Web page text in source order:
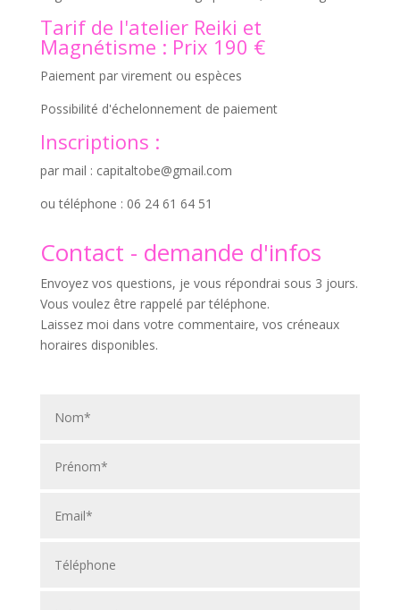
Tarif de l'atelier Reiki et
Magnétisme : Prix 190 €
Paiement par virement ou espèces
Possibilité d'échelonnement de paiement
Inscriptions :
par mail : capitaltobe@gmail.com
ou téléphone : 06 24 61 64 51
Contact - demande d'infos
Envoyez vos questions, je vous répondrai sous 3 jours.
Vous voulez être rappelé par téléphone.
Laissez moi dans votre commentaire, vos créneaux
horaires disponibles.